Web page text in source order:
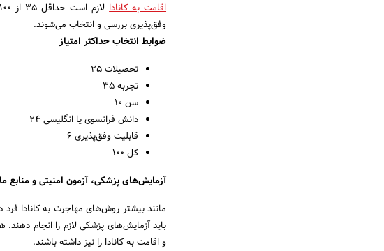
اقامت به کانادا
وفق‌پذیری بررسی و انتخاب می‌شوند.
ضوابط انتخاب حداکثر امتیاز
تحصیلات 25
تجربه 35
سن 10
دانش فرانسوی یا انگلیسی 24
قابلیت وفق‌پذیری 6
کل 100
آزمایش‌های پزشکی، آزمون امنیتی و منابع
مانند بیشتر روش‌های مهاجرت به کانادا فرد
باید آزمایش‌های پزشکی لازم را انجام
و اقامت به کانادا را نیز داشته باشند.